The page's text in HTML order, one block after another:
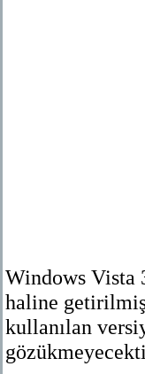
Windows Vista
haline
kullanılan